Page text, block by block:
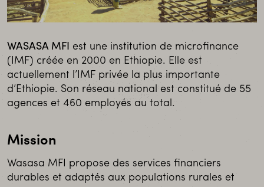
WASASA MFI est une institution de microfinance
(IMF) créée en 2000 en Ethiopie. Elle est
actuellement l’IMF privée la plus importante
d’Ethiopie. Son réseau national est constitué de 55
agences et 460 employés au total.
Mission
Wasasa MFI propose des services financiers
durables et adaptés aux populations rurales et